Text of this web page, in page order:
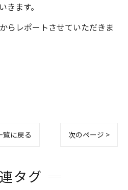
きます。
らレポートさせていただきま
覧に戻る 次のページ >
タグ